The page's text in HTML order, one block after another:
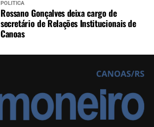
POLÍTICA
Rossano Gonçalves deixa cargo de
secretário de Relações Institucionais de
Canoas